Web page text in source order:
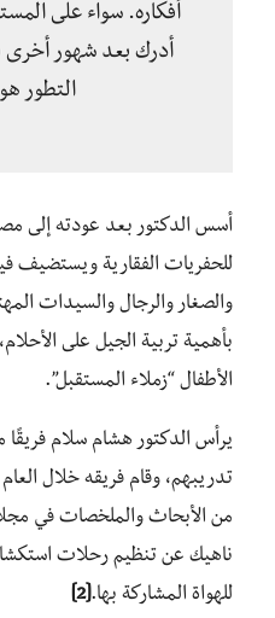
أفكاره. سواء على
أدرك بعد شهور أخرى
التطور
أسس الدكتور بعد عودته إلى
للحفريات الفقارية ويستضيف
والصغار والرجال والسيدات
بأهمية تربية الجيل على
الأطفال “زملاء المستقبل”.
يرأس الدكتور هشام سلام
من الأبحاث والملخصات في
ناهيك عن تنظيم رحلات
للهواة المشاركة بها.[2]